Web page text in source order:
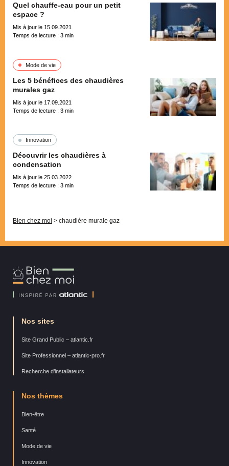
Quel chauffe-eau pour un petit
espace ?
Mis à jour le 15.09.2021
Temps de lecture : 3 min
Mode de vie
Les 5 bénéfices des chaudières
murales gaz
Mis à jour le 17.09.2021
Temps de lecture : 3 min
Innovation
Découvrir les chaudières à
condensation
Mis à jour le 25.03.2022
Temps de lecture : 3 min
Bien chez moi > chaudière murale gaz
Bien
Chez
Nos sites
Site Grand Public – atlantic.fr
Site Professionnel – atlantic-pro.fr
Recherche d’installateurs
Nos thèmes
Bien-être
Santé
Mode de vie
Innovation